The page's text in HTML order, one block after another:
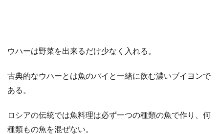
ウハーは野菜を出来るだけ少なく入れる。
古典的なウハーとは魚のパイと一緒に飲む濃いブイヨンで
ある。
ロシアの伝統では魚料理は必ず一つの種類の魚で作り、何
種類もの魚を混ぜない。